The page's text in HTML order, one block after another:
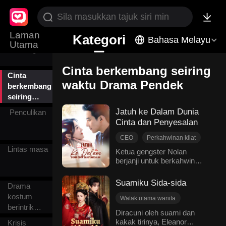
Laman
Utama
Kategori Bahasa Melayu
dengan
cinta
Cinta
terlarang
Cinta
berkembang
seiring
Penculikan
Lintas masa
Drama
kostum
berintrik
Krisis
Cinta berkembang seiring
waktu Drama Pendek
Jatuh ke Dalam Dunia
Cinta dan Penyesalan
CEO
Perkahwinan kilat
Sengsara Cinta
Moden romantik
Ketua gengster Nolan
berjanji untuk berkahwin
menyelamatkannya, tetapi
satu nujum meramalkan dia
akan hilang seorang isteri
takdir ditentu, Nolan
Suamiku Sida-sida
Watak utama wanita
Reinkarnasi
Pertempuran istana
Diracuni oleh suami dan
kakak tirinya, Eleanor